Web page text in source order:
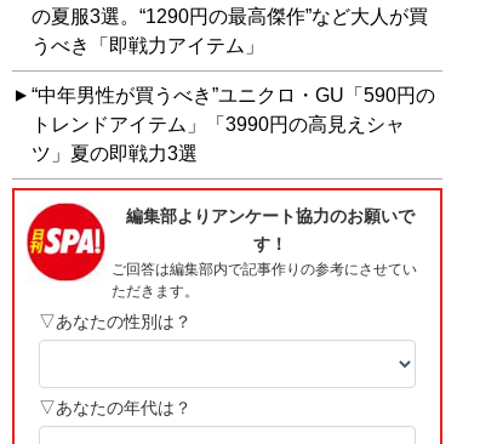
の夏服3選。“1290円の最高傑作”など大人が買
うべき「即戦力アイテム」
“中年男性が買うべき”ユニクロ・GU「590円の
トレンドアイテム」「3990円の高見えシャ
ツ」夏の即戦力3選